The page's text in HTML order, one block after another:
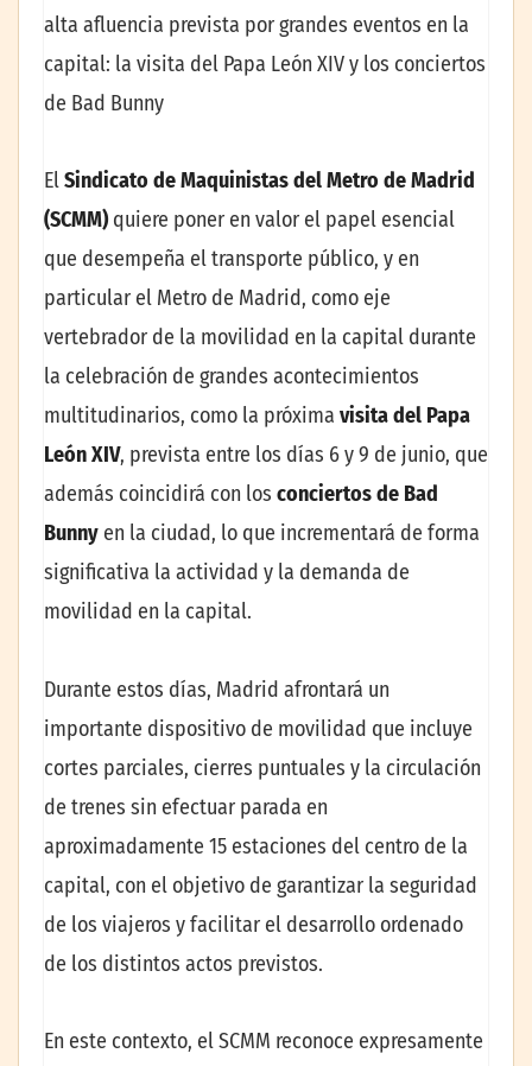
alta afluencia prevista por grandes eventos en la
capital: la visita del Papa León XIV y los conciertos
de Bad Bunny
ElSindicato de Maquinistas del Metro de Madrid
(SCMM)quiere poner en valor el papel esencial
que desempeña el transporte público, y en
particular el Metro de Madrid, como eje
vertebrador de la movilidad en la capital durante
la celebración de grandes acontecimientos
multitudinarios, como la próxima visita del Papa
León XIV, prevista entre los días 6 y 9 de junio, que
además coincidirá con los conciertos de Bad
Bunny en la ciudad, lo que incrementará de forma
significativa la actividad y la demanda de
movilidad en la capital.
Durante estos días, Madrid afrontará un
importante dispositivo de movilidad que incluye
cortes parciales, cierres puntuales y la circulación
de trenes sin efectuar parada en
aproximadamente 15 estaciones del centro de la
capital, con el objetivo de garantizar la seguridad
de los viajeros y facilitar el desarrollo ordenado
de los distintos actos previstos.
En este contexto, el SCMM reconoce expresamente